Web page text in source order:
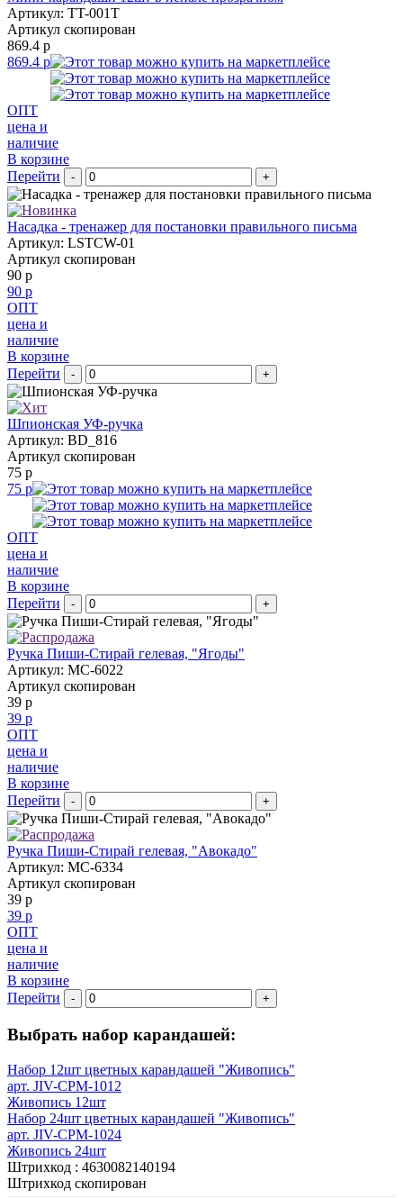
Артикул: TT-001T
Артикул скопирован
869.4 р
869.4 р
ОПТ
цена и
наличие
В корзине
Перейти
- +
Насадка - тренажер для постановки правильного письма
Артикул: LSTCW-01
Артикул скопирован
90 р
90 р
ОПТ
цена и
наличие
В корзине
Перейти
- +
Шпионская УФ-ручка
Артикул: BD_816
Артикул скопирован
75 р
75 р
ОПТ
цена и
наличие
В корзине
Перейти
- +
Ручка Пиши-Стирай гелевая, "Ягоды"
Артикул: MC-6022
Артикул скопирован
39 р
39 р
ОПТ
цена и
наличие
В корзине
Перейти
- +
Ручка Пиши-Стирай гелевая, "Авокадо"
Артикул: MC-6334
Артикул скопирован
39 р
39 р
ОПТ
цена и
наличие
В корзине
Перейти
- +
Выбрать набор карандашей:
Набор 12шт цветных карандашей "Живопись"
арт. JIV-CPM-1012
Живопись 12шт
Набор 24шт цветных карандашей "Живопись"
арт. JIV-CPM-1024
Живопись 24шт
Штрихкод : 4630082140194
Штрихкод скопирован